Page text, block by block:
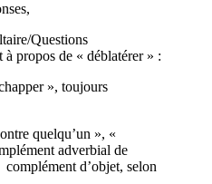
Questions
à propos de « déblatérer » :
», toujours
quelqu’un », «
adverbial de
d’objet, selon